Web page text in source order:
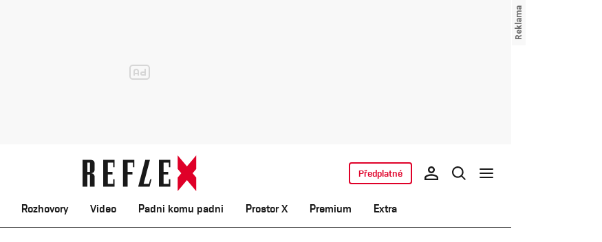
Rozhovory Video Padni komu padni Prostor X Premium Extra
Předplatné